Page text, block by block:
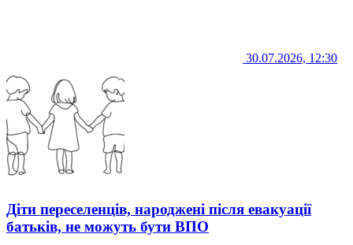
30.07.2026, 12:30
Діти переселенців, народжені після евакуації
батьків, не можуть бути ВПО